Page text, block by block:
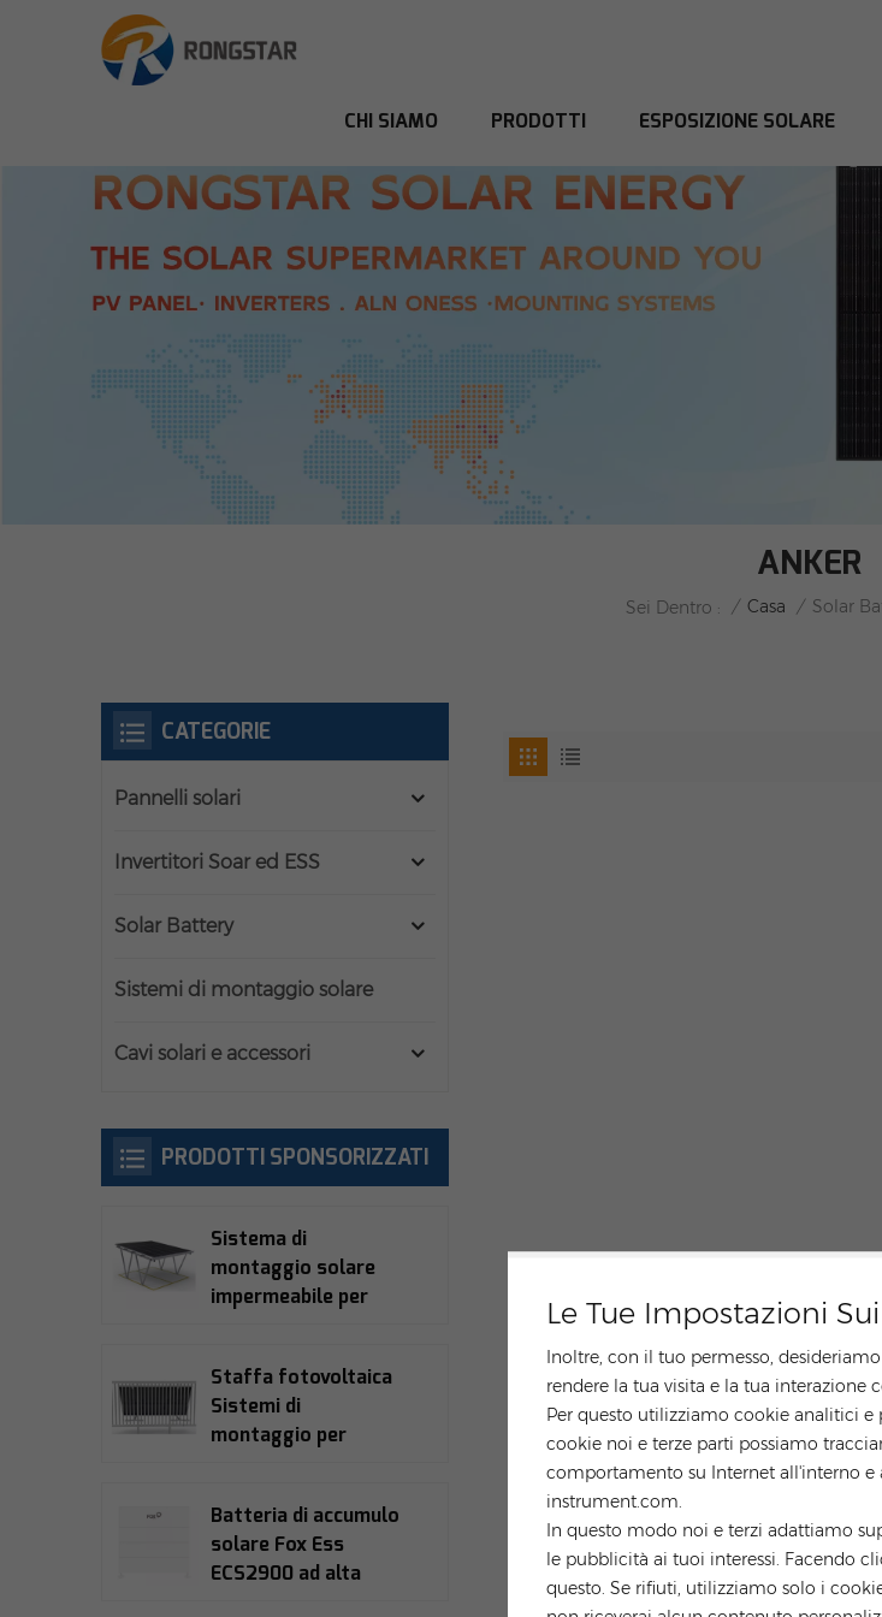
Le Tue Impostazioni
Inoltre, con il tuo permesso,
rendere la tua visita e la tua interazione
Per questo utilizziamo cookie analitici e
cookie noi e terze parti possiamo
comportamento su Internet all'interno e
instrument.com.
In questo modo noi e terzi adattiamo
le pubblicità ai tuoi interessi. Facendo
questo. Se rifiuti, utilizziamo solo i
CHI SIAMO PRODOTTI ESPOSIZIONE SOLARE
ANKER
Sei Dentro : / Casa / Solar
CATEGORIE
Pannelli solari
Invertitori Soar ed ESS
Solar Battery
Sistemi di montaggio solare
Cavi solari e accessori
PRODOTTI SPONSORIZZATI
Sistema di
montaggio solare
impermeabile per
Staffa fotovoltaica
Sistemi di
montaggio per
Batteria di accumulo
solare Fox Ess
ECS2900 ad alta